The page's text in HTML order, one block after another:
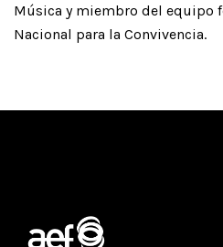
Música y miembro del equipo
Nacional para la Convivencia.